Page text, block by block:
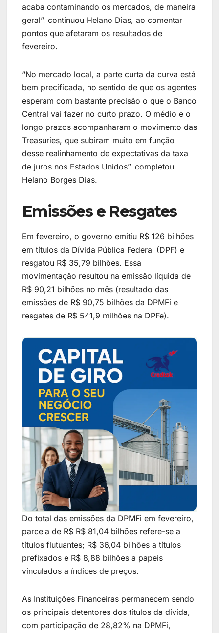
acaba contaminando os mercados, de maneira
geral”, continuou Helano Dias, ao comentar
pontos que afetaram os resultados de
fevereiro.
“No mercado local, a parte curta da curva está
bem precificada, no sentido de que os agentes
esperam com bastante precisão o que o Banco
Central vai fazer no curto prazo. O médio e o
longo prazos acompanharam o movimento das
Treasuries, que subiram muito em função
desse realinhamento de expectativas da taxa
de juros nos Estados Unidos”, completou
Helano Borges Dias.
Emissões e Resgates
Em fevereiro, o governo emitiu R$ 126 bilhões
em títulos da Dívida Pública Federal (DPF) e
resgatou R$ 35,79 bilhões. Essa
movimentação resultou na emissão líquida de
R$ 90,21 bilhões no mês (resultado das
emissões de R$ 90,75 bilhões da DPMFi e
resgates de R$ 541,9 milhões na DPFe).
Do total das emissões da DPMFi em fevereiro,
parcela de R$ R$ 81,04 bilhões refere-se a
títulos flutuantes; R$ 36,04 bilhões a títulos
prefixados e R$ 8,88 bilhões a papeis
vinculados a índices de preços.
As Instituições Financeiras permanecem sendo
os principais detentores dos títulos da dívida,
com participação de 28,82% na DPMFi,